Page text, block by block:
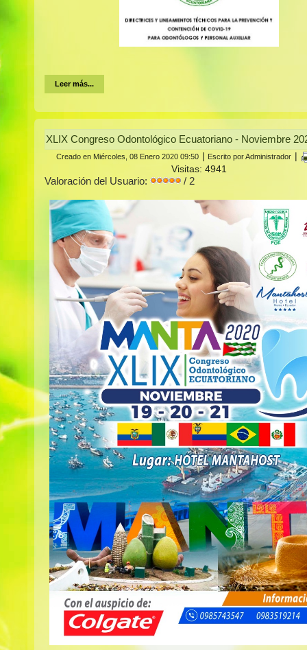
Leer más...
XLIX Congreso Odontológico Ecuatoriano - Noviembre
Creado en Miércoles, 08 Enero 2020 09:50 Escrito por Administrador
Visitas: 4941
Valoración del Usuario: / 2